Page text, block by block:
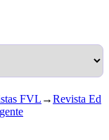
FVL →Revista Ed